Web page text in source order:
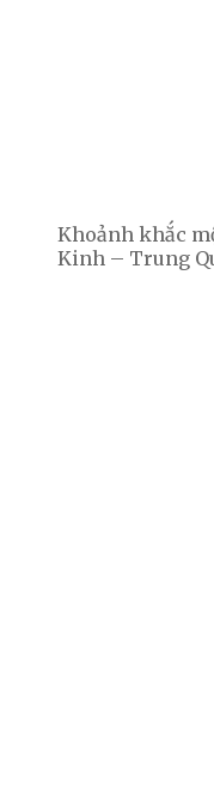
Khoảnh khắc
Kinh – Trung